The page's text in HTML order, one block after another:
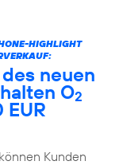
HIGHLIGHT
neuen
O2
EUR
Kunden